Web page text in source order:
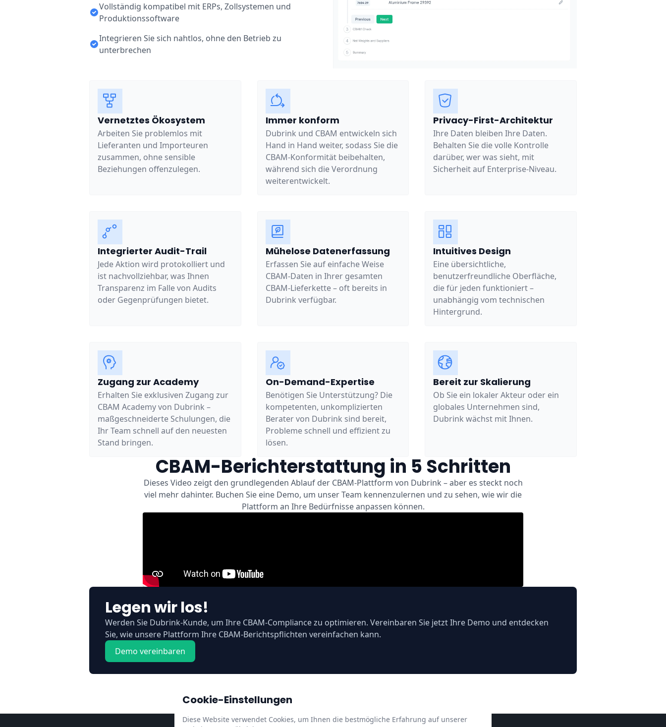
Vollständig kompatibel mit ERPs, Zollsystemen und
Produktionssoftware
Integrieren Sie sich nahtlos, ohne den Betrieb zu
unterbrechen
Vernetztes Ökosystem
Arbeiten Sie problemlos mit
Lieferanten und Importeuren
zusammen, ohne sensible
Beziehungen offenzulegen.
Immer konform
Dubrink und CBAM entwickeln sich
Hand in Hand weiter, sodass Sie die
CBAM-Konformität beibehalten,
während sich die Verordnung
weiterentwickelt.
Privacy-First-Architektur
Ihre Daten bleiben Ihre Daten.
Behalten Sie die volle Kontrolle
darüber, wer was sieht, mit
Sicherheit auf Enterprise-Niveau.
Integrierter Audit-Trail
Jede Aktion wird protokolliert und
ist nachvollziehbar, was Ihnen
Transparenz im Falle von Audits
oder Gegenprüfungen bietet.
Mühelose Datenerfassung
Erfassen Sie auf einfache Weise
CBAM-Daten in Ihrer gesamten
CBAM-Lieferkette – oft bereits in
Dubrink verfügbar.
Intuitives Design
Eine übersichtliche,
benutzerfreundliche Oberfläche,
die für jeden funktioniert –
unabhängig vom technischen
Hintergrund.
Zugang zur Academy
Erhalten Sie exklusiven Zugang zur
CBAM Academy von Dubrink –
maßgeschneiderte Schulungen, die
Ihr Team schnell auf den neuesten
Stand bringen.
On-Demand-Expertise
Benötigen Sie Unterstützung? Die
kompetenten, unkomplizierten
Berater von Dubrink sind bereit,
Probleme schnell und effizient zu
lösen.
Bereit zur Skalierung
Ob Sie ein lokaler Akteur oder ein
globales Unternehmen sind,
Dubrink wächst mit Ihnen.
CBAM-Berichterstattung in 5 Schritten
Dieses Video zeigt den grundlegenden Ablauf der CBAM-Plattform von Dubrink – aber es steckt noch
viel mehr dahinter. Buchen Sie eine Demo, um unser Team kennenzulernen und zu sehen, wie wir die
Plattform an Ihre Bedürfnisse anpassen können.
Legen wir los!
Werden Sie Dubrink-Kunde, um Ihre CBAM-Compliance zu optimieren. Vereinbaren Sie jetzt Ihre Demo und entdecken
Sie, wie unsere Plattform Ihre CBAM-Berichtspflichten vereinfachen kann.
Demo vereinbaren
Cookie-Einstellungen
Diese Website verwendet Cookies, um Ihnen die bestmögliche Erfahrung auf unserer